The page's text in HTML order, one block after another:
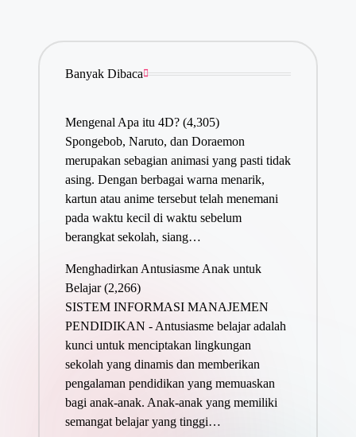
Banyak Dibaca
Mengenal Apa itu 4D? (4,305)
Spongebob, Naruto, dan Doraemon
merupakan sebagian animasi yang pasti tidak
asing. Dengan berbagai warna menarik,
kartun atau anime tersebut telah menemani
pada waktu kecil di waktu sebelum
berangkat sekolah, siang…
Menghadirkan Antusiasme Anak untuk
Belajar (2,266)
SISTEM INFORMASI MANAJEMEN
PENDIDIKAN - Antusiasme belajar adalah
kunci untuk menciptakan lingkungan
sekolah yang dinamis dan memberikan
pengalaman pendidikan yang memuaskan
bagi anak-anak. Anak-anak yang memiliki
semangat belajar yang tinggi…